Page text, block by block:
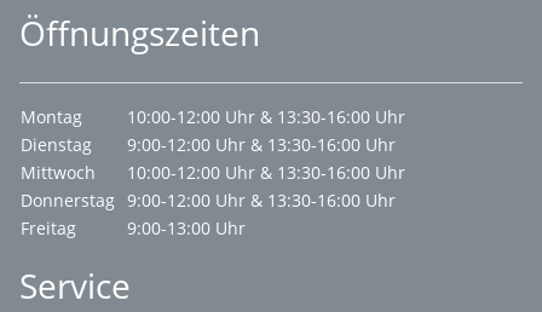
Öffnungszeiten
Montag
10:00-12:00 Uhr & 13:30-16:00 Uhr
Dienstag
9:00-12:00 Uhr & 13:30-16:00 Uhr
Mittwoch
10:00-12:00 Uhr & 13:30-16:00 Uhr
Donnerstag 9:00-12:00 Uhr & 13:30-16:00 Uhr
Freitag
9:00-13:00 Uhr
Service